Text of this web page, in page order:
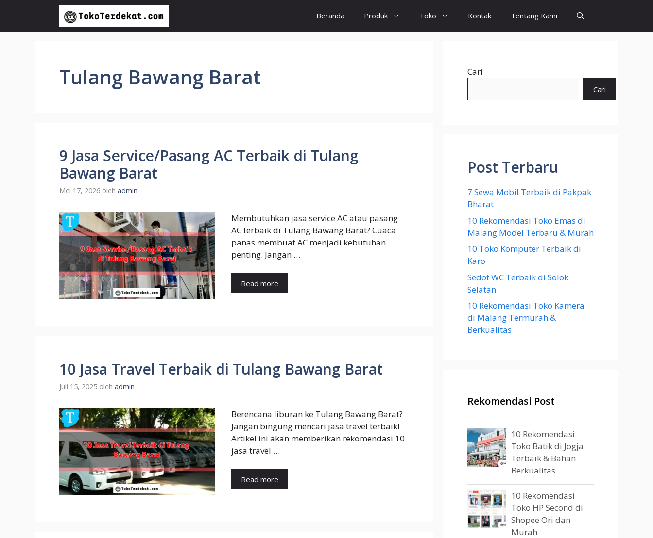
isi
Beranda Produk Toko Kontak Tentang Kami
Tulang Bawang Barat
9 Jasa Service/Pasang AC Terbaik di Tulang
Bawang Barat
Mei 17, 2026 oleh admin
Membutuhkan jasa service AC atau pasang
AC terbaik di Tulang Bawang Barat? Cuaca
panas membuat AC menjadi kebutuhan
penting. Jangan …
Read more
10 Jasa Travel Terbaik di Tulang Bawang Barat
Juli 15, 2025 oleh admin
Berencana liburan ke Tulang Bawang Barat?
Jangan bingung mencari jasa travel terbaik!
Artikel ini akan memberikan rekomendasi 10
jasa travel …
Read more
Cari
Cari
Post Terbaru
7 Sewa Mobil Terbaik di Pakpak
Bharat
10 Rekomendasi Toko Emas di
Malang Model Terbaru & Murah
10 Toko Komputer Terbaik di
Karo
Sedot WC Terbaik di Solok
Selatan
10 Rekomendasi Toko Kamera
di Malang Termurah &
Berkualitas
Rekomendasi Post
10 Rekomendasi
Toko Batik di Jogja
Terbaik & Bahan
Berkualitas
10 Rekomendasi
Toko HP Second di
Shopee Ori dan
Murah